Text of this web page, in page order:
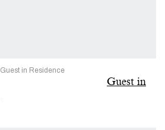
Guest in Residence
Guest in